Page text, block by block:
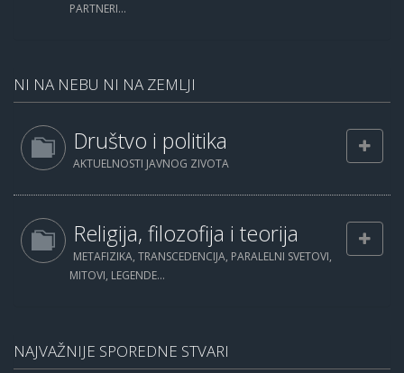
PARTNERI...
NI NA NEBU NI NA ZEMLJI
Društvo i politika
AKTUELNOSTI JAVNOG ZIVOTA
Religija, filozofija i teorija
METAFIZIKA, TRANSCEDENCIJA, PARALELNI SVETOVI,
MITOVI, LEGENDE...
NAJVAŽNIJE SPOREDNE STVARI